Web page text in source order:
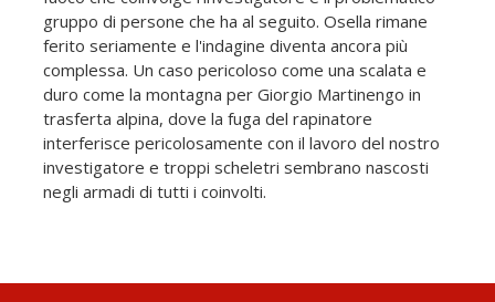
gruppo di persone che ha al seguito. Osella rimane
ferito seriamente e l'indagine diventa ancora più
complessa. Un caso pericoloso come una scalata e
duro come la montagna per Giorgio Martinengo in
trasferta alpina, dove la fuga del rapinatore
interferisce pericolosamente con il lavoro del nostro
investigatore e troppi scheletri sembrano nascosti
negli armadi di tutti i coinvolti.